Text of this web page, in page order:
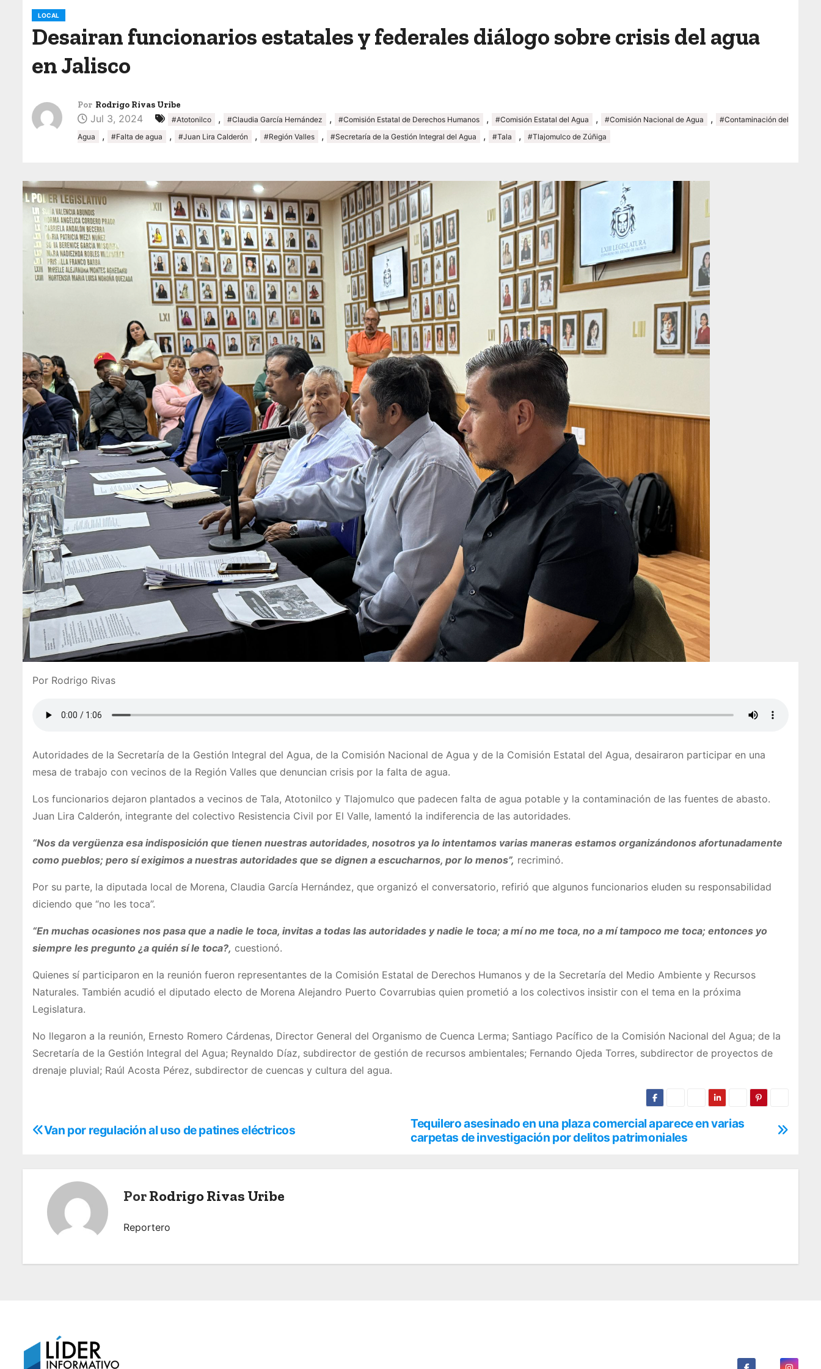
LOCAL
Desairan funcionarios estatales y federales diálogo sobre crisis del agua
en Jalisco
Por Rodrigo Rivas Uribe
Jul 3, 2024 #Atotonilco , #Claudia García Hernández , #Comisión Estatal de Derechos Humanos , #Comisión Estatal del Agua , #Comisión Nacional de Agua ,
#Contaminación del
Agua
, #Falta de agua , #Juan Lira Calderón , #Región Valles , #Secretaría de la Gestión Integral del Agua , #Tala , #Tlajomulco de Zúñiga
Por Rodrigo Rivas
Autoridades de la Secretaría de la Gestión Integral del Agua, de la Comisión Nacional de Agua y de la Comisión Estatal del Agua, desairaron participar en una
mesa de trabajo con vecinos de la Región Valles que denuncian crisis por la falta de agua.
Los funcionarios dejaron plantados a vecinos de Tala, Atotonilco y Tlajomulco que padecen falta de agua potable y la contaminación de las fuentes de abasto.
Juan Lira Calderón, integrante del colectivo Resistencia Civil por El Valle, lamentó la indiferencia de las autoridades.
“Nos da vergüenza esa indisposición que tienen nuestras autoridades, nosotros ya lo intentamos varias maneras estamos organizándonos afortunadamente
como pueblos; pero sí exigimos a nuestras autoridades que se dignen a escucharnos, por lo menos”, recriminó.
Por su parte, la diputada local de Morena, Claudia García Hernández, que organizó el conversatorio, refirió que algunos funcionarios eluden su responsabilidad
diciendo que “no les toca”.
“En muchas ocasiones nos pasa que a nadie le toca, invitas a todas las autoridades y nadie le toca; a mí no me toca, no a mí tampoco me toca; entonces yo
siempre les pregunto ¿a quién sí le toca?, cuestionó.
Quienes sí participaron en la reunión fueron representantes de la Comisión Estatal de Derechos Humanos y de la Secretaría del Medio Ambiente y Recursos
Naturales. También acudió el diputado electo de Morena Alejandro Puerto Covarrubias quien prometió a los colectivos insistir con el tema en la próxima
Legislatura.
No llegaron a la reunión, Ernesto Romero Cárdenas, Director General del Organismo de Cuenca Lerma; Santiago Pacífico de la Comisión Nacional del Agua; de la
Secretaría de la Gestión Integral del Agua; Reynaldo Díaz, subdirector de gestión de recursos ambientales; Fernando Ojeda Torres, subdirector de proyectos de
drenaje pluvial; Raúl Acosta Pérez, subdirector de cuencas y cultura del agua.
N
n
Tequilero asesinado en una plaza comercial aparece en varias
carpetas de investigación por delitos patrimoniales
Van por regulación al uso de patines eléctricos
PorRodrigo Rivas Uribe
Reportero